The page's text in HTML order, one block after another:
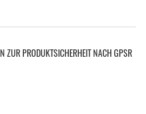
ZUR PRODUKTSICHERHEIT NACH GPSR